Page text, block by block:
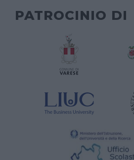
PATROCINIO DI